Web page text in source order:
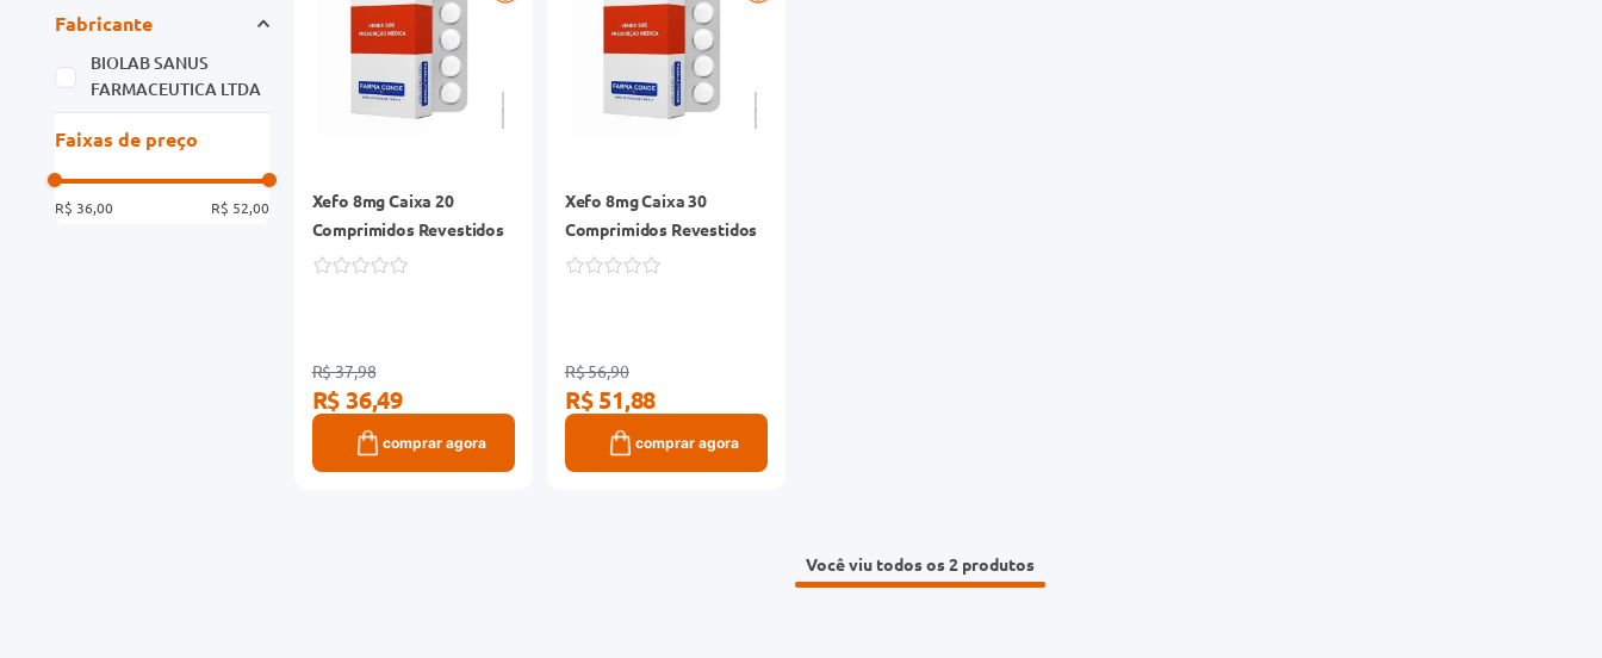
Fabricante
BIOLAB SANUS
FARMACEUTICA LTDA
Faixas de preço
R$ 36,00 R$ 52,00
Xefo 8mg Caixa 20
Comprimidos Revestidos
R$ 37,98
R$ 36,49
comprar agora
Xefo 8mg Caixa 30
Comprimidos Revestidos
R$ 56,90
R$ 51,88
comprar agora
Você viu todos os 2